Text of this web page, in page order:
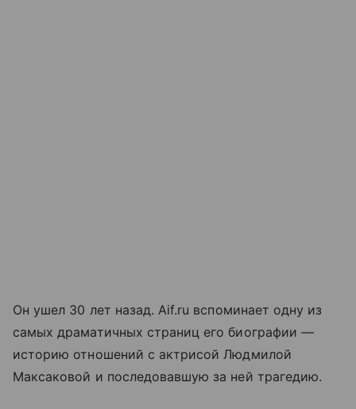
Он ушел 30 лет назад. Aif.ru вспоминает одну из
самых драматичных страниц его биографии —
историю отношений с актрисой Людмилой
Максаковой и последовавшую за ней трагедию.